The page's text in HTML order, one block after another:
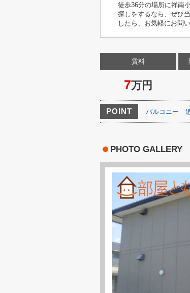
徒歩36分の場所に祥南
探しをするなら、ぜひ
したら、お気軽にお問
賃料
7万円
POINT バルコニー
PHOTO GALLERY